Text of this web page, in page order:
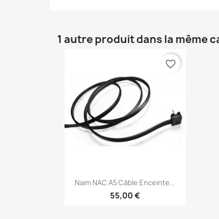
1 autre produit dans la même
Aperçu rapide
Naim NAC A5 Câble Enceinte...
55,00 €
favorite_border